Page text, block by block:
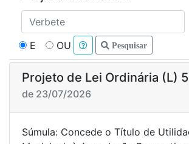
E OU Pesquisar
Projeto de Lei Ordinária (L)
de 23/07/2026
Súmula: Concede o Título de